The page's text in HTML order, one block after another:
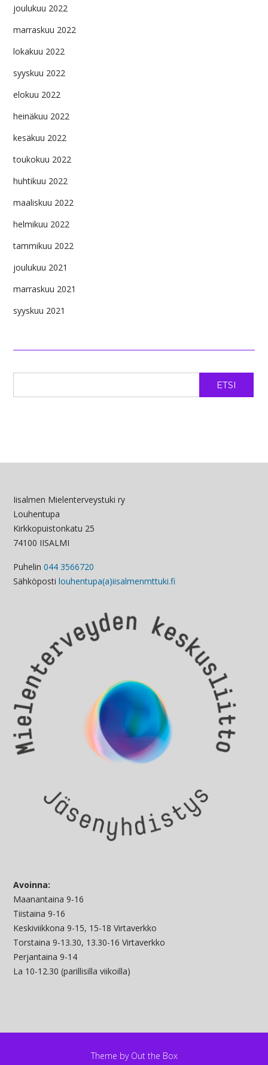
joulukuu 2022
marraskuu 2022
lokakuu 2022
syyskuu 2022
elokuu 2022
heinäkuu 2022
kesäkuu 2022
toukokuu 2022
huhtikuu 2022
maaliskuu 2022
helmikuu 2022
tammikuu 2022
joulukuu 2021
marraskuu 2021
syyskuu 2021
ETSI
Iisalmen Mielenterveystuki ry
Louhentupa
Kirkkopuistonkatu 25
74100 IISALMI
Puhelin 044 3566720
Sähköposti louhentupa(a)iisalmenmttuki.fi
Avoinna:
Maanantaina 9-16
Tiistaina 9-16
Keskiviikkona 9-15, 15-18 Virtaverkko
Torstaina 9-13.30, 13.30-16 Virtaverkko
Perjantaina 9-14
La 10-12.30 (parillisilla viikoilla)
Theme by Out the Box